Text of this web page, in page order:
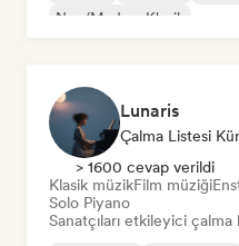
Neo/Modern Klasik
Lunaris
Çalma Listesi
> 1600 cevap verildi
Klasik müzikFilm müziği
Solo Piyano
Sanatçıları etkileyici